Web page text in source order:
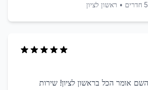
• ראשון לציון
אומר הכל בראשון לציון! שירות